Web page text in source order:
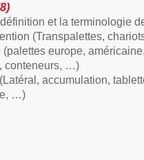
et la terminologie
(Transpalettes,
(palettes europe, américaine,
conteneurs, …)
accumulation,
…)